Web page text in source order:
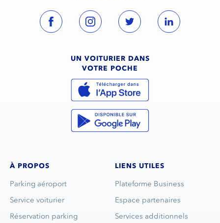
UN VOITURIER DANS
VOTRE POCHE
À PROPOS
Parking aéroport
Service voiturier
Réservation parking
LIENS UTILES
Plateforme Business
Espace partenaires
Services additionnels